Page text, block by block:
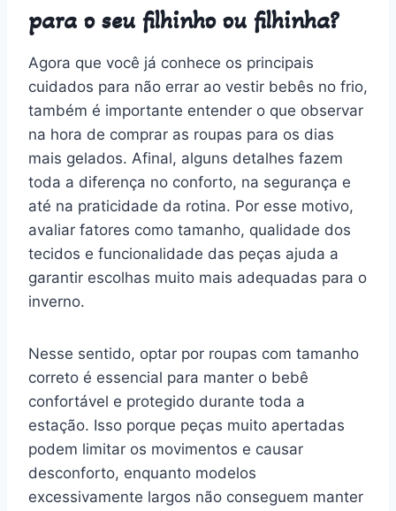
para o seu filhinho ou filhinha?
Agora que você já conhece os principais
cuidados para não errar ao vestir bebês no frio,
também é importante entender o que observar
na hora de comprar as roupas para os dias
mais gelados. Afinal, alguns detalhes fazem
toda a diferença no conforto, na segurança e
até na praticidade da rotina. Por esse motivo,
avaliar fatores como tamanho, qualidade dos
tecidos e funcionalidade das peças ajuda a
garantir escolhas muito mais adequadas para o
inverno.
Nesse sentido, optar por roupas com tamanho
correto é essencial para manter o bebê
confortável e protegido durante toda a
estação. Isso porque peças muito apertadas
podem limitar os movimentos e causar
desconforto, enquanto modelos
excessivamente largos não conseguem manter